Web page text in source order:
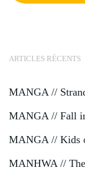
ARTICLES RÉCENTS
MANGA //
MANGA // Fall
MANGA // Kids
MANHWA // The